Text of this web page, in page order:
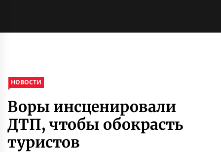
НОВОСТИ
Воры инсценировали
ДТП, чтобы обокрасть
туристов